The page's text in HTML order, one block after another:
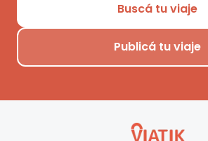
Buscá tu viaje
Publicá tu viaje